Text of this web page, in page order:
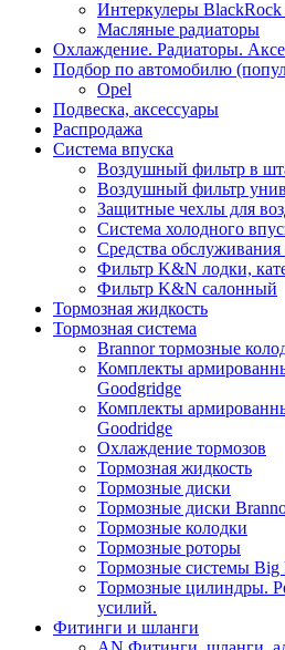
Интеркулеры BlackRock
Масляные радиаторы
Охлаждение. Радиаторы.
Подбор по автомобилю
Opel
Подвеска, аксессуары
Распродажа
Система впуска
Воздушный фильтр в
Воздушный фильтр
Защитные чехлы для
Система холодного
Средства
Фильтр K&N лодки,
Фильтр K&N салонный
Тормозная жидкость
Тормозная система
Brannor тормозные
Комплекты
Goodgridge
Комплекты
Goodridge
Охлаждение тормозов
Тормозная жидкость
Тормозные диски
Тормозные диски
Тормозные колодки
Тормозные роторы
Тормозные системы Big
Тормозные цилиндры.
усилий.
Фитинги и шланги